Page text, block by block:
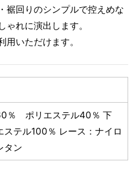
裾回りのシンプルで控えめな
れに演出します。
いただけます。
％ ポリエステル40％ 下
テル100％ レース：ナイロ
タン